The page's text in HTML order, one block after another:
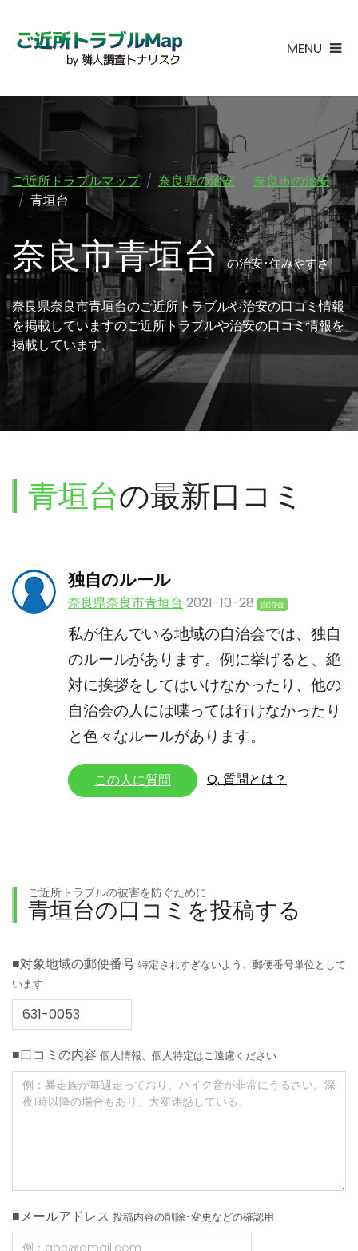
MENU
ご近所トラブルマップ 奈良県の治安
奈良市の治安
青垣台
奈良市青垣台の治安･住みやすさ
奈良県奈良市青垣台のご近所トラブルや治安の口コミ情報
を掲載していますのご近所トラブルや治安の口コミ情報を
掲載しています。
青垣台の最新口コミ
独自のルール
奈良県奈良市青垣台 2021-10-28 自治会
私が住んでいる地域の自治会では、独自
のルールがあります。例に挙げると、絶
対に挨拶をしてはいけなかったり、他の
自治会の人には喋っては行けなかったり
と色々なルールがあります。
この人に質問 Q. 質問とは？
ご近所トラブルの被害を防ぐために
青垣台の口コミを投稿する
■対象地域の郵便番号 特定されすぎないよう、郵便番号単位として
います
■口コミの内容 個人情報、個人特定はご遠慮ください
■メールアドレス 投稿内容の削除･変更などの確認用